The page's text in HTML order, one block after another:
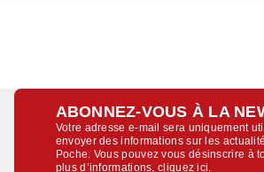
ABONNEZ-VOUS À LA
Votre adresse e-mail sera uniquement
envoyer des informations sur les
Poche. Vous pouvez vous désinscrire à
plus d’informations,cliquez ici